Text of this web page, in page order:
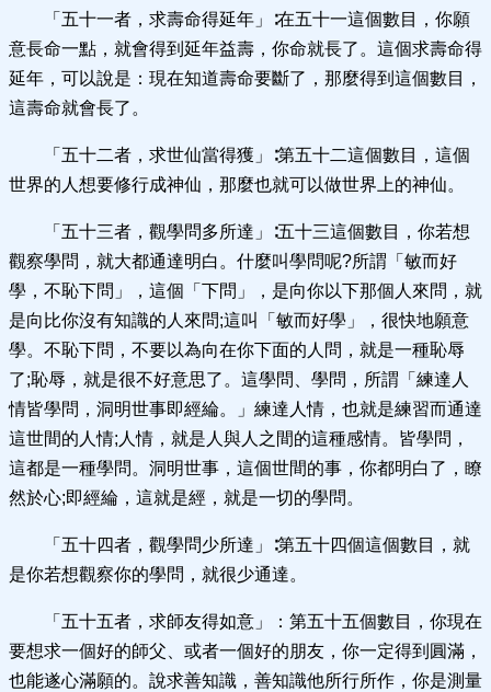
「五十一者，求壽命得延年」∶在五十一這個數目，你願
意長命一點，就會得到延年益壽，你命就長了。這個求壽命得
延年，可以說是：現在知道壽命要斷了，那麼得到這個數目，
這壽命就會長了。
「五十二者，求世仙當得獲」∶第五十二這個數目，這個
世界的人想要修行成神仙，那麼也就可以做世界上的神仙。
「五十三者，觀學問多所達」∶五十三這個數目，你若想
觀察學問，就大都通達明白。什麼叫學問呢?所謂「敏而好
學，不恥下問」，這個「下問」，是向你以下那個人來問，就
是向比你沒有知識的人來問;這叫「敏而好學」，很快地願意
學。不恥下問，不要以為向在你下面的人問，就是一種恥辱
了;恥辱，就是很不好意思了。這學問、學問，所謂「練達人
情皆學問，洞明世事即經綸。」練達人情，也就是練習而通達
這世間的人情;人情，就是人與人之間的這種感情。皆學問，
這都是一種學問。洞明世事，這個世間的事，你都明白了，瞭
然於心;即經綸，這就是經，就是一切的學問。
「五十四者，觀學問少所達」∶第五十四個這個數目，就
是你若想觀察你的學問，就很少通達。
「五十五者，求師友得如意」：第五十五個數目，你現在
要想求一個好的師父、或者一個好的朋友，你一定得到圓滿，
也能遂心滿願的。說求善知識，善知識他所行所作，你是測量